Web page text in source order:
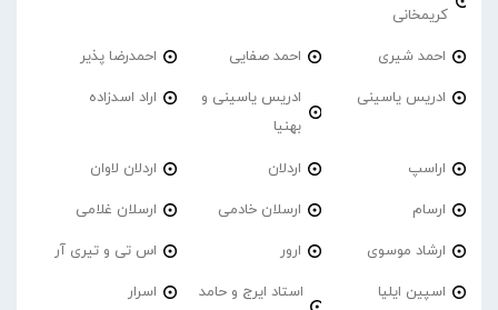
کریمخانی
احمد شیری احمد صفایی احمدرضا پذیر
ادریس یاسینی
ادریس یاسینی و
بهنیا
اراد اسدزاده
اراسپ اردلان اردلان لاوان
ارسام ارسلان خادمی ارسلان غلامی
ارشاد موسوی ارور اس تی و تیری آر
اسپین ایلیا
استاد ایرج و حامد
اسرار